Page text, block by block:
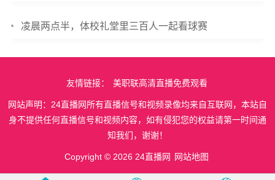
凌晨两点半，体校礼堂里三百人一起看球赛
友情链接： 美职联高清直播免费观看
网站声明：24直播网所有直播信号和视频录像均来自互联网，本站自
身不提供任何直播信号和视频内容，如有侵犯您的权益请第一时间通
知我们，谢谢！
Copyright © 2026 24直播网 网站地图